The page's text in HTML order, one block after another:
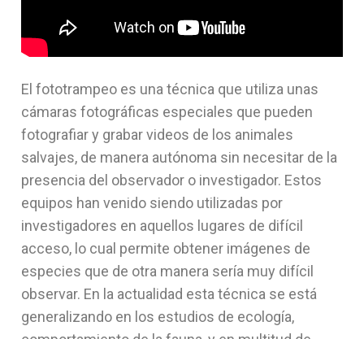
El fototrampeo es una técnica que utiliza unas
cámaras fotográficas especiales que pueden
fotografiar y grabar videos de los animales
salvajes, de manera autónoma sin necesitar de la
presencia del observador o investigador. Estos
equipos han venido siendo utilizadas por
investigadores en aquellos lugares de difícil
acceso, lo cual permite obtener imágenes de
especies que de otra manera sería muy difícil
observar. En la actualidad esta técnica se está
generalizando en los estudios de ecología,